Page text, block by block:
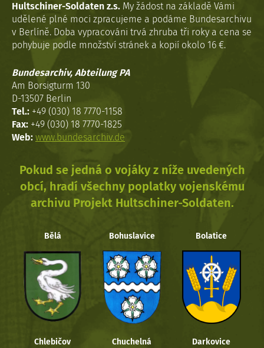
Hultschiner-Soldaten z.s. My žádost na základě Vámi
udělené plné moci zpracujeme a podáme Bundesarchivu
v Berlíně. Doba vypracováni trvá zhruba tři roky a cena se
pohybuje podle množství stránek a kopií okolo 16 €.
Bundesarchiv, Abteilung PA
Am Borsigturm 130
D-13507 Berlin
Tel.: +49 (030) 18 7770-1158
Fax: +49 (030) 18 7770-1825
Web: www.bundesarchiv.de
Pokud se jedná o vojáky z níže uvedených
obcí, hradí všechny poplatky vojenskému
archivu Projekt Hultschiner-Soldaten.
Bělá Bohuslavice Bolatice
Chlebičov Chuchelná Darkovice